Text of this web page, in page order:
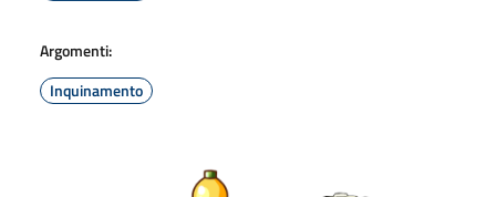
Argomenti:
Inquinamento